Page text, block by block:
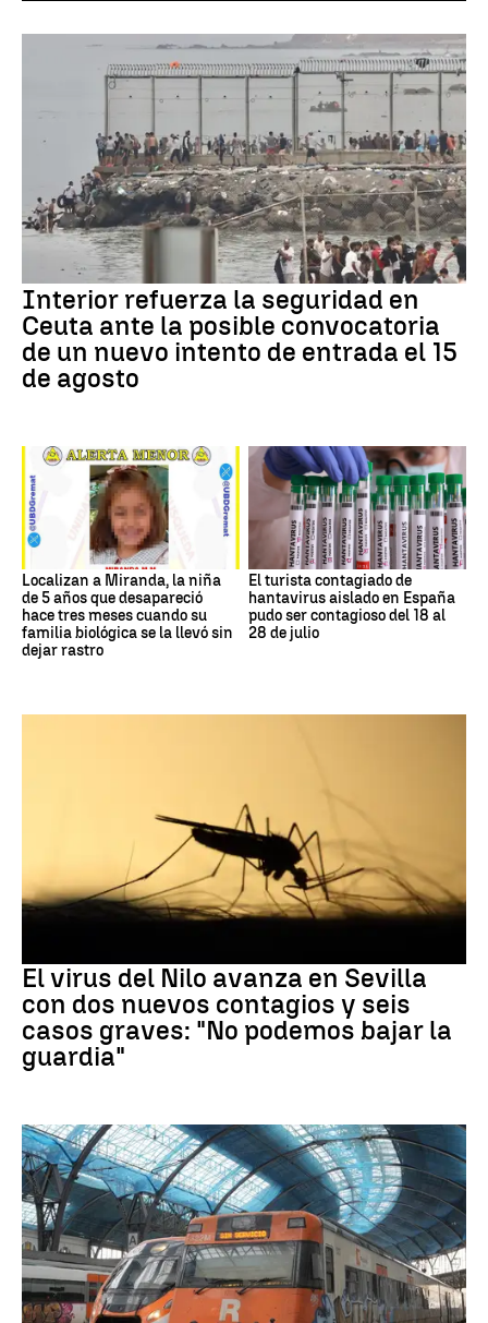
Interior refuerza la seguridad en
Ceuta ante la posible convocatoria
de un nuevo intento de entrada el 15
de agosto
Localizan a Miranda, la niña
de 5 años que desapareció
hace tres meses cuando su
familia biológica se la llevó sin
dejar rastro
El turista contagiado de
hantavirus aislado en España
pudo ser contagioso del 18 al
28 de julio
El virus del Nilo avanza en Sevilla
con dos nuevos contagios y seis
casos graves: "No podemos bajar la
guardia"